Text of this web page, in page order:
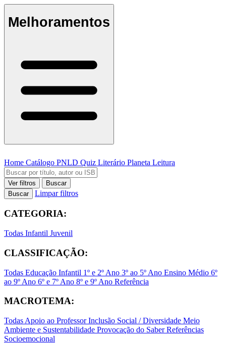
Melhoramentos
Home Catálogo PNLD Quiz Literário Planeta Leitura
Ver filtros
Buscar
Buscar
Limpar filtros
CATEGORIA:
Todas Infantil Juvenil
CLASSIFICAÇÃO:
Todas Educação Infantil 1º e 2º Ano 3º ao 5º Ano Ensino Médio 6º
ao 9º Ano 6º e 7º Ano 8º e 9º Ano Referência
MACROTEMA:
Todas Apoio ao ProfessorInclusão Social / Diversidade Meio
Ambiente e Sustentabilidade Provocação do SaberReferências
Socioemocional